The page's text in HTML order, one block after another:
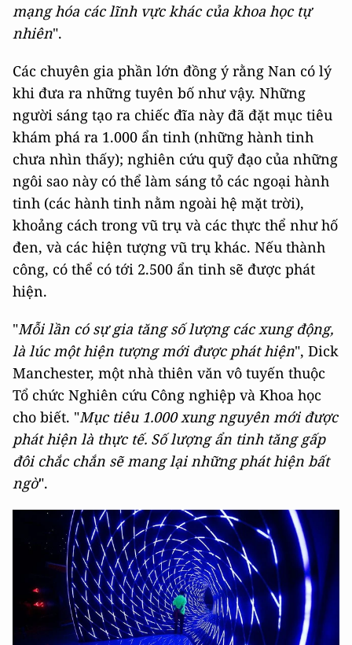
mạng hóa các lĩnh vực khác của khoa học tự
nhiên".
Các chuyên gia phần lớn đồng ý rằng Nan có lý
khi đưa ra những tuyên bố như vậy. Những
người sáng tạo ra chiếc đĩa này đã đặt mục tiêu
khám phá ra 1.000 ẩn tinh (những hành tinh
chưa nhìn thấy); nghiên cứu quỹ đạo của những
ngôi sao này có thể làm sáng tỏ các ngoại hành
tinh (các hành tinh nằm ngoài hệ mặt trời),
khoảng cách trong vũ trụ và các thực thể như hố
đen, và các hiện tượng vũ trụ khác. Nếu thành
công, có thể có tới 2.500 ẩn tinh sẽ được phát
hiện.
"Mỗi lần có sự gia tăng số lượng các xung động,
là lúc một hiện tượng mới được phát hiện", Dick
Manchester, một nhà thiên văn vô tuyến thuộc
Tổ chức Nghiên cứu Công nghiệp và Khoa học
cho biết. "Mục tiêu 1.000 xung nguyên mới được
phát hiện là thực tế. Số lượng ẩn tinh tăng gấp
đôi chắc chắn sẽ mang lại những phát hiện bất
ngờ".